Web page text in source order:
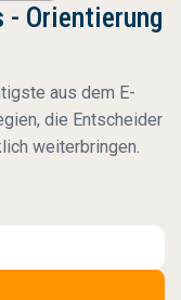
- Orientierung
aus dem E-
die Entscheider
weiterbringen.